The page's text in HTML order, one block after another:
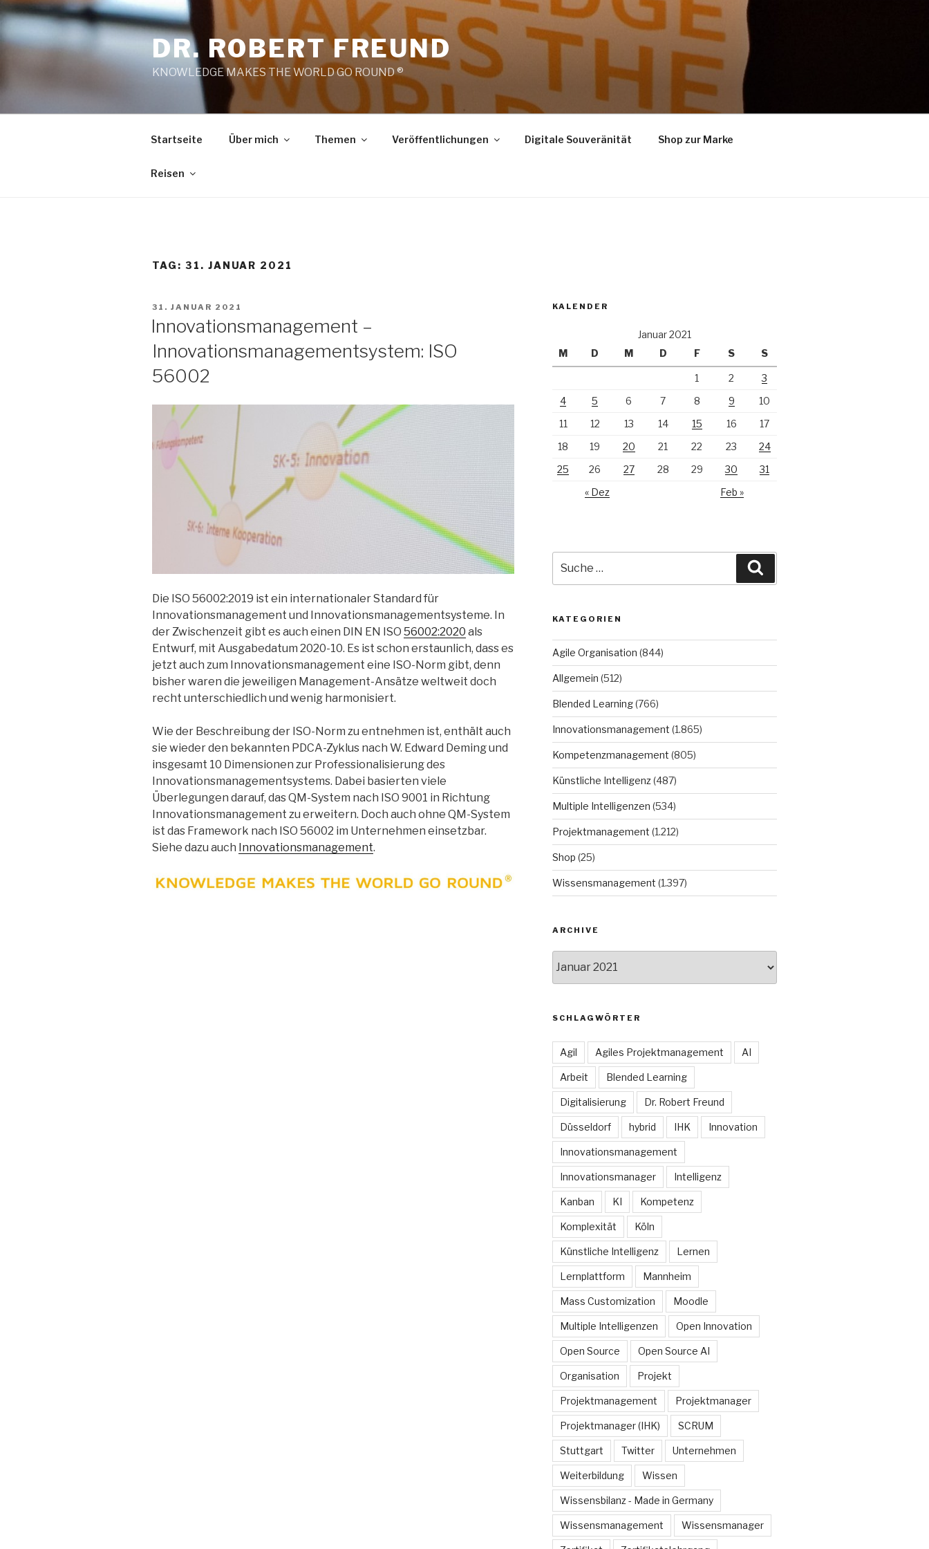
Zum
Inhalt
springen
DR. ROBERT FREUND
KNOWLEDGE MAKES THE WORLD GO ROUND ®
Startseite Über mich Themen Veröffentlichungen Digitale Souveränität Shop zur Marke
Reisen
TAG: 31. JANUAR 2021
VERÖFFENTLICHT
31. JANUAR 2021
Innovationsmanagement –
Innovationsmanagementsystem: ISO
56002
Die ISO 56002:2019 ist ein internationaler Standard für
Innovationsmanagement und Innovationsmanagementsysteme. In
der Zwischenzeit gibt es auch einen DIN EN ISO 56002:2020 als
Entwurf, mit Ausgabedatum 2020-10. Es ist schon erstaunlich, dass es
jetzt auch zum Innovationsmanagement eine ISO-Norm gibt, denn
bisher waren die jeweiligen Management-Ansätze weltweit doch
recht unterschiedlich und wenig harmonisiert.
Wie der Beschreibung der ISO-Norm zu entnehmen ist, enthält auch
sie wieder den bekannten PDCA-Zyklus nach W. Edward Deming und
insgesamt 10 Dimensionen zur Professionalisierung des
Innovationsmanagementsystems. Dabei basierten viele
Überlegungen darauf, das QM-System nach ISO 9001 in Richtung
Innovationsmanagement zu erweitern. Doch auch ohne QM-System
ist das Framework nach ISO 56002 im Unternehmen einsetzbar.
Siehe dazu auch Innovationsmanagement.
KALENDER
Januar 2021
M
D M D F S S
1 2
3
4
5 6 7 8 9
10
11
12 13 14 15 16
17
18
19 20 21 22 23
24
25
26 27 28 29 30
31
« Dez
Feb »
nach:
KATEGORIEN
Agile Organisation (844)
Allgemein (512)
Blended Learning(766)
Innovationsmanagement (1.865)
Kompetenzmanagement (805)
Künstliche Intelligenz(487)
Multiple Intelligenzen (534)
Projektmanagement (1.212)
Shop (25)
Wissensmanagement (1.397)
ARCHIVE
SCHLAGWÖRTER
Agil Agiles Projektmanagement AI
Arbeit Blended Learning
Digitalisierung Dr. Robert Freund
Düsseldorf hybrid IHK Innovation
Innovationsmanagement
Innovationsmanager Intelligenz
Kanban KI Kompetenz
Komplexität Köln
Künstliche Intelligenz Lernen
Lernplattform Mannheim
Mass Customization Moodle
Multiple Intelligenzen Open Innovation
Open Source Open Source AI
Organisation Projekt
Projektmanagement Projektmanager
Projektmanager (IHK) SCRUM
Stuttgart Twitter Unternehmen
Weiterbildung Wissen
Wissensbilanz - Made in Germany
Wissensmanagement Wissensmanager